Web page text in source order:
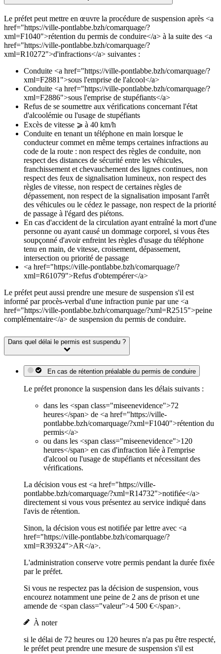
Le préfet peut mettre en œuvre la procédure de suspension après <a
href="https://ville-pontlabbe.bzh/comarquage/?
xml=F1040">rétention du permis de conduire</a> à la suite des <a
href="https://ville-pontlabbe.bzh/comarquage/?
xml=R10272">d'infractions</a> suivantes :
Conduite <a href="https://ville-pontlabbe.bzh/comarquage/?
xml=F2881">sous l'emprise de l'alcool</a>
Conduite <a href="https://ville-pontlabbe.bzh/comarquage/?
xml=F2886">sous l'emprise de stupéfiants</a>
Refus de se soumettre aux vérifications concernant l'état
d'alcoolémie ou l'usage de stupéfiants
Excès de vitesse ⩾ à 40 km/h
Conduite en tenant un téléphone en main lorsque le
conducteur commet en même temps certaines infractions au
code de la route : non respect des règles de conduite, non
respect des distances de sécurité entre les véhicules,
franchissement et chevauchement des lignes continues, non
respect des feux de signalisation lumineux, non respect des
règles de vitesse, non respect de certaines règles de
dépassement, non respect de la signalisation imposant l'arrêt
des véhicules ou le cédez le passage, non respect de la priorité
de passage à l'égard des piétons.
En cas d'accident de la circulation ayant entraîné la mort d'une
personne ou ayant causé un dommage corporel, si vous êtes
soupçonné d'avoir enfreint les règles d'usage du téléphone
tenu en main, de vitesse, croisement, dépassement,
intersection ou priorité de passage
<a href="https://ville-pontlabbe.bzh/comarquage/?
xml=R61079">Refus d'obtempérer</a>
Le préfet peut aussi prendre une mesure de suspension s'il est
informé par procès-verbal d'une infraction punie par une <a
href="https://ville-pontlabbe.bzh/comarquage/?xml=R2515">peine
complémentaire</a> de suspension du permis de conduire.
Dans quel délai le permis est suspendu ?
En cas de rétention préalable du permis de conduire
Le préfet prononce la suspension dans les délais suivants :
dans les <span class="miseenevidence">72
heures</span> de <a href="https://ville-
pontlabbe.bzh/comarquage/?xml=F1040">rétention du
permis</a>
ou dans les <span class="miseenevidence">120
heures</span> en cas d'infraction liée à l'emprise
d'alcool ou l'usage de stupéfiants et nécessitant des
vérifications.
La décision vous est <a href="https://ville-
pontlabbe.bzh/comarquage/?xml=R14732">notifiée</a>
directement si vous vous présentez au service indiqué dans
l'avis de rétention.
Sinon, la décision vous est notifiée par lettre avec <a
href="https://ville-pontlabbe.bzh/comarquage/?
xml=R39324">AR</a>.
L'administration conserve votre permis pendant la durée fixée
par le préfet.
Si vous ne respectez pas la décision de suspension, vous
encourez notamment une peine de 2 ans de prison et une
amende de <span class="valeur">4 500 €</span>.
À noter
si le délai de 72 heures ou 120 heures n'a pas pu être respecté,
le préfet peut prendre une mesure de suspension s'il est